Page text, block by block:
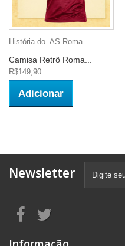
História do AS Roma...
Camisa Retrô Roma...
R$149,90
Adicionar
Newsletter